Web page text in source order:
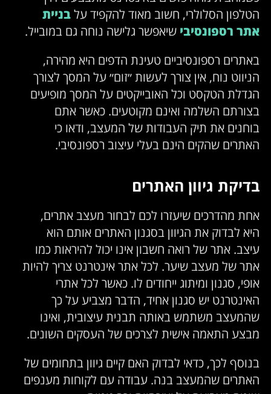
הטלפון הסלולרי, חשוב מאוד להקפיד עלבניית
אתר רספונסיבי שיאפשר גלישה נוחה גם במובייל.
באתרים רספונסיביים טעינת הדפים היא מהירה,
הניווט נוח, אין צורך לעשות ״זום״ על המסך לצורך
הגדלת הטקסט וכל האובייקטים על המסך מופיעים
בצורתם השלמה ואינם מקוטעים. כאשר אתם
בוחנים את תיק העבודות של המעצב, ודאו כי
האתרים שהקים הינם בעלי עיצוב רספונסיבי.
בדיקת גיוון האתרים
אחת מהדרכים שיעזרו לכם לבחור מעצב אתרים,
היא לבדוק את הגיוון בסגנון האתרים אותם הוא
עיצב. אתר של רואה חשבון אינו יכול להיראות כמו
אתר של מעצב שיער. לכל אתר אינטרנט צריך להיות
אופי, סגנון ומיתוג ייחודים לו. כאשר לכל אתרי
האינטרנט יש סגנון אחיד, הדבר מצביע על כך
שהמעצב משתמש באותה תבנית עיצובית, ואינו
מבצע התאמה אישית לצרכים של העסקים השונים.
בנוסף לכך, כדאי לבדוק האם קיים גיוון בתחומים של
האתרים שהמעצב בנה. עבודה עם לקוחות מענפים